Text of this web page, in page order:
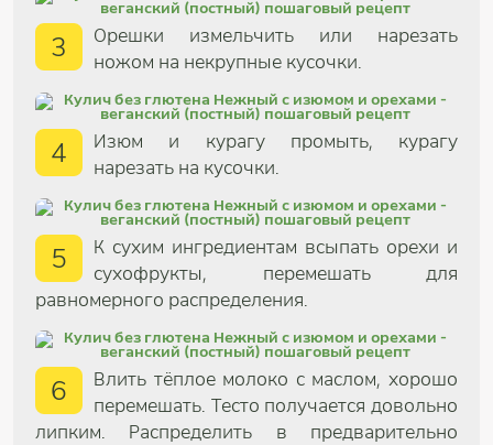
3
Орешки измельчить или нарезать
ножом на некрупные кусочки.
4
Изюм и курагу промыть, курагу
нарезать на кусочки.
5
К сухим ингредиентам всыпать орехи и
сухофрукты, перемешать для
равномерного распределения.
6
Влить тёплое молоко с маслом, хорошо
перемешать. Тесто получается довольно
липким. Распределить в предварительно